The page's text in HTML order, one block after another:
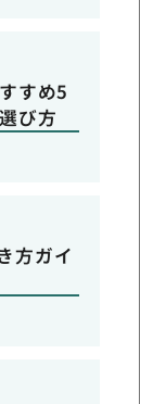
すめ5
び方
方ガイ